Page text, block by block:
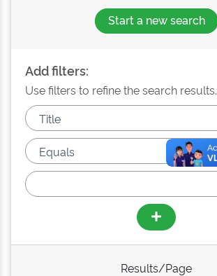
Start a new search
Add filters:
Use filters to refine the search results.
Results/Page